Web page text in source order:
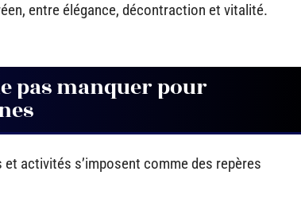
entre élégance, décontraction et vitalité.
pas manquer pour
activités s’imposent comme des repères